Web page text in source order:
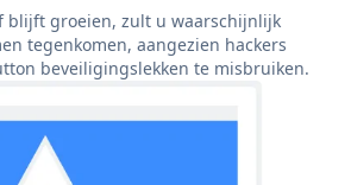
blijft groeien, zult u waarschijnlijk
tegenkomen, aangezien hackers
beveiligingslekken te misbruiken.